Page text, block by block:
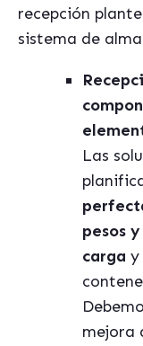
recepción
sistema de
Las
pesos
carga y
mejora